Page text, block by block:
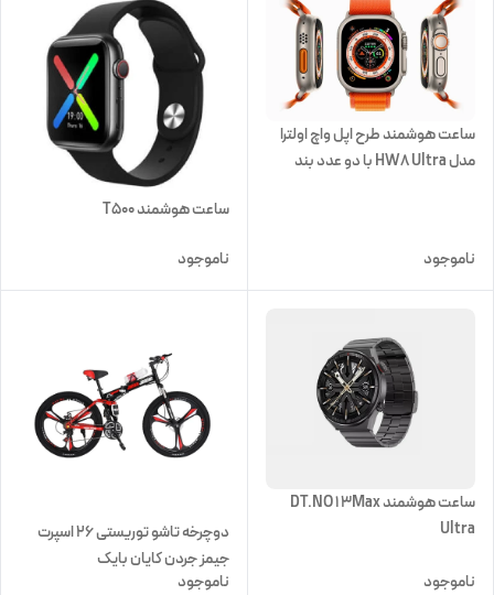
ساعت هوشمند طرح اپل واچ اولترا
مدل HW8 Ultra با دو عدد بند
ناموجود
ساعت هوشمند T500
ناموجود
ساعت هوشمند DT.NO 1 3Max
Ultra
ناموجود
دوچرخه تاشو توریستی 26 اسپرت
جیمز جردن کایان بایک
ناموجود